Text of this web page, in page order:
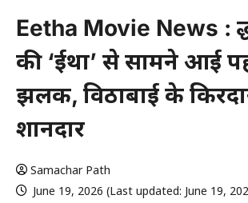
Eetha Movie News :
की ‘ईथा’ से सामने आई
झलक, विठाबाई के
शानदार
Samachar Path
June 19, 2026 (Last updated: June 19,